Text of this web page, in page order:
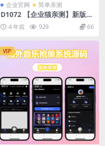
企业官网 简单亲测
D1072 【企业猫亲测】新版P
HP云进销存系统ERP销售库存
仓库员工管理系统源码
4 年前 929 66
VIP